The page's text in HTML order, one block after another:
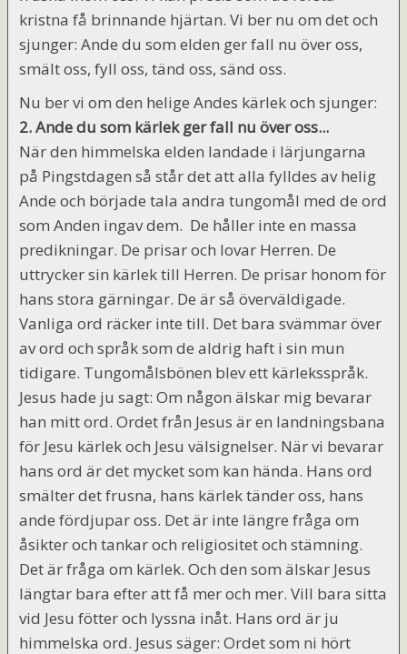
kristna få brinnande hjärtan. Vi ber nu om det och
sjunger: Ande du som elden ger fall nu över oss,
smält oss, fyll oss, tänd oss, sänd oss.
Nu ber vi om den helige Andes kärlek och sjunger:
2. Ande du som kärlek ger fall nu över oss...
När den himmelska elden landade i lärjungarna
på Pingstdagen så står det att alla fylldes av helig
Ande och började tala andra tungomål med de ord
som Anden ingav dem. De håller inte en massa
predikningar. De prisar och lovar Herren. De
uttrycker sin kärlek till Herren. De prisar honom för
hans stora gärningar. De är så överväldigade.
Vanliga ord räcker inte till. Det bara svämmar över
av ord och språk som de aldrig haft i sin mun
tidigare. Tungomålsbönen blev ett kärleksspråk.
Jesus hade ju sagt: Om någon älskar mig bevarar
han mitt ord. Ordet från Jesus är en landningsbana
för Jesu kärlek och Jesu välsignelser. När vi bevarar
hans ord är det mycket som kan hända. Hans ord
smälter det frusna, hans kärlek tänder oss, hans
ande fördjupar oss. Det är inte längre fråga om
åsikter och tankar och religiositet och stämning.
Det är fråga om kärlek. Och den som älskar Jesus
längtar bara efter att få mer och mer. Vill bara sitta
vid Jesu fötter och lyssna inåt. Hans ord är ju
himmelska ord. Jesus säger: Ordet som ni hört